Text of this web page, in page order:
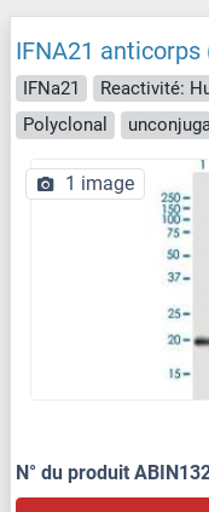
IFNA21 anticorps
IFNa21 Reactivité:
Polyclonal
1 image
N° du produit